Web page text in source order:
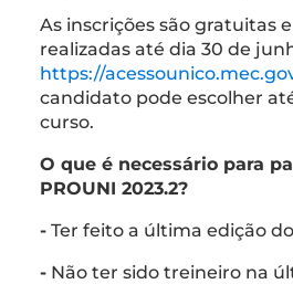
As inscrições são gratuitas
realizadas até dia 30 de
https://
candidato pode escolher
curso.
O que é necessário para
PROUNI 2023.2?
- Ter feito a última edição
- Não ter sido treineiro na